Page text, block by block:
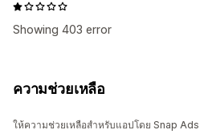
Showing 403 error
ความช่วยเหลือ
ให้ความช่วยเหลือสำหรับแอปโดย Snap Ads